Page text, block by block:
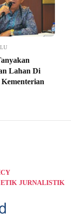
Lahan Di
Kementerian
JURNALISTIK